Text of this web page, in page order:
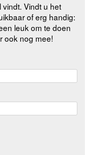
Vindt u het
of erg handig:
leuk om te doen
ook nog mee!